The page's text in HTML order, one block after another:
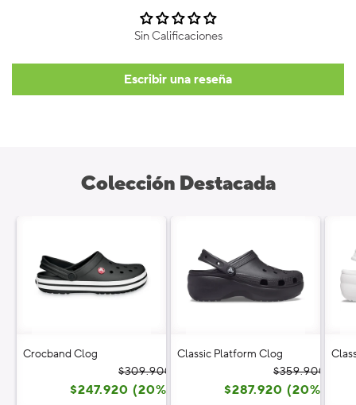
Sin Calificaciones
Escribir una reseña
Colección Destacada
Crocband Clog
$309.900
$247.920 (20%)
Classic Platform Clog
$359.900
$287.920 (20%)